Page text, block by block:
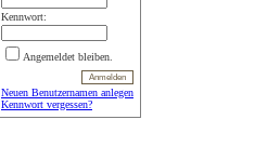
Kennwort:
Angemeldet bleiben.
Neuen Benutzernamen anlegen
Kennwort vergessen?